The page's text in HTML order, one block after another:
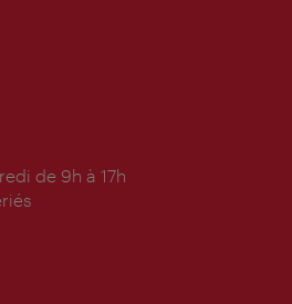
de 9h à 17h